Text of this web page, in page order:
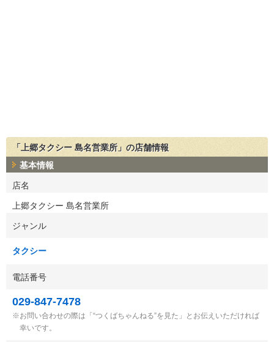
「上郷タクシー 島名営業所」の店舗情報
基本情報
店名
上郷タクシー 島名営業所
ジャンル
タクシー
電話番号
029-847-7478
お問い合わせの際は「“つくばちゃんねる”を見た」とお伝えいただければ
幸いです。